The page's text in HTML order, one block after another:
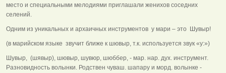
место и специальными мелодиями приглашали женихов соседних
селений.
Одним из уникальных и архаичных инструментов у мари – это Шувыр!
(в марийском языке звучит ближе к шювыр, т.к. используется звук «у:»)
Шувыр, (шявыр), шювыр, шувюр, шюббер, - мар. нар. дух. инструмент.
Разновидность волынки. Родствен чуваш. шапару и морд. волынке -